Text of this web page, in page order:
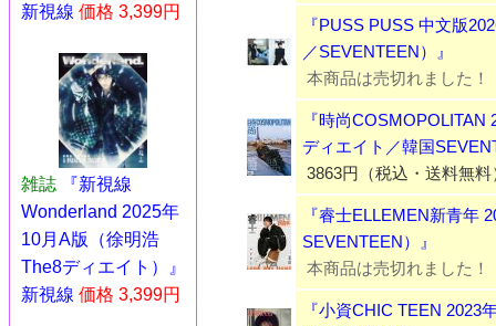
新視線 価格 3,399円
雑誌
『新視線
Wonderland 2025年
10月A版（徐明浩
The8ディエイト）』
新視線 価格 3,399円
『PUSS PUSS 中文版
／SEVENTEEN）』
本商品は売切れました！
『時尚
ディエイト／韓国
3863円（税込・送料無料
『睿士ELLEMEN新青年
SEVENTEEN）』
本商品は売切れました！
『小資CHIC TEEN 2023